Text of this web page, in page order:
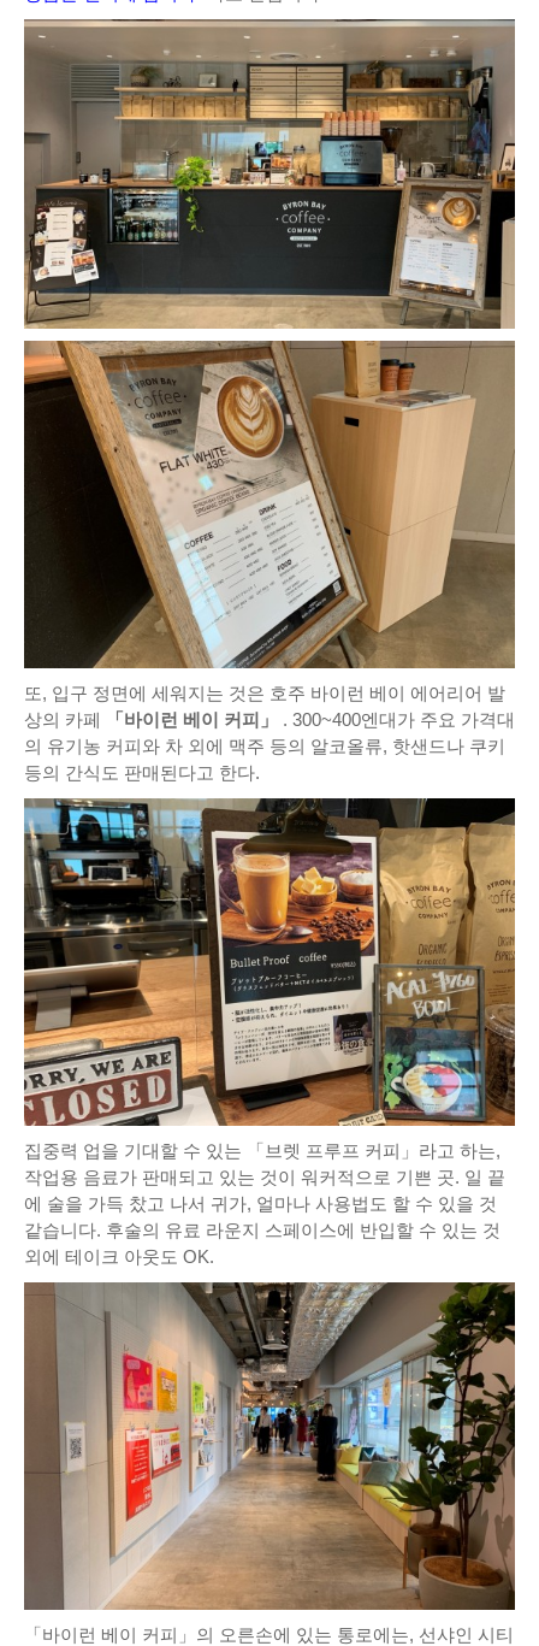
또, 입구 정면에 세워지는 것은 호주 바이런 베이 에어리어 발
상의 카페
「바이런 베이 커피」
. 300~400엔대가 주요 가격대
의 유기농 커피와 차 외에 맥주 등의 알코올류, 핫샌드나 쿠키
등의 간식도 판매된다고 한다.
집중력 업을 기대할 수 있는 「브렛 프루프 커피」라고 하는,
작업용 음료가 판매되고 있는 것이 워커적으로 기쁜 곳. 일 끝
에 술을 가득 찼고 나서 귀가, 얼마나 사용법도 할 수 있을 것
같습니다. 후술의 유료 라운지 스페이스에 반입할 수 있는 것
외에 테이크 아웃도 OK.
「바이런 베이 커피」의 오른손에 있는 통로에는, 선샤인 시티